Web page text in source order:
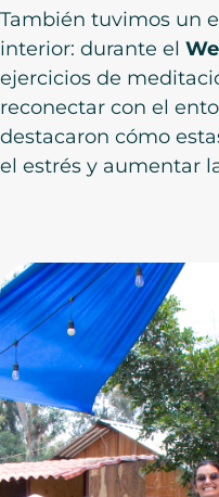
También tuvimos un
interior: durante el
ejercicios de
reconectar con el
destacaron cómo
el estrés y aumentar